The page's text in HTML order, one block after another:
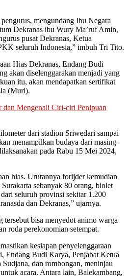
mengundang Ibu Negara
Dekranas ibu Wury Ma’ruf Amin,
pusat Dekranas, Ketua
seluruh Indonesia,” imbuh Tri Tito.
Hias Dekranas, Endang Budi
akan diselenggarakan menjadi yang
itu, akan mendapatkan sertifikat
(Muri).
dan Mengenali Ciri-ciri Penipuan
dari stadion Sriwedari sampai
menampilkan budaya dari masing-
pada Rabu 15 Mei 2024,
hias. Urutannya forijder kemudian
sebanyak 80 orang, biolet
seluruh provinsi sekitar 1.200
dan Dekranas,” ujarnya.
tersebut bisa menyedot animo warga
roda perekonomian setempat.
kesiapan penyelenggaraan
Endang Budi Karya, Penjabat Ketua
dan rombongan, meninjau
acara. Antara lain, Balekambang,